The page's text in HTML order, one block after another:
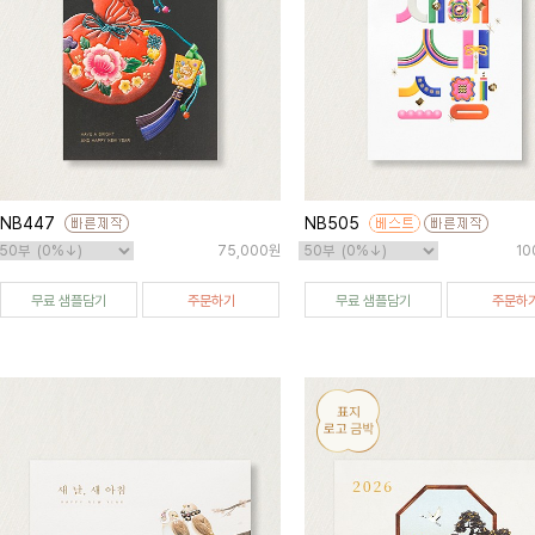
NB447
75,000원
무료 샘플담기 주문하기
NB505
무료 샘플담기 주문하